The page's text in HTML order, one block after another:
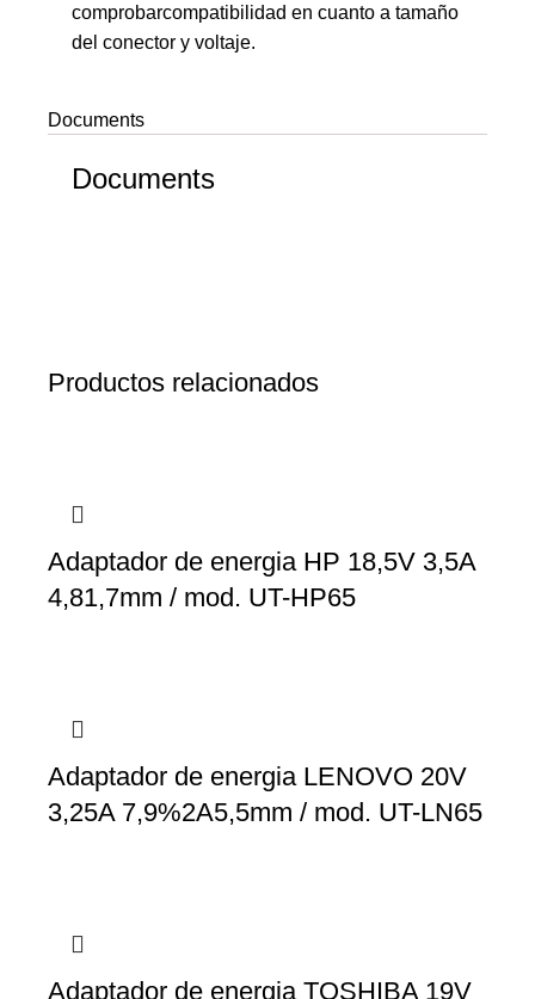
comprobarcompatibilidad en cuanto a tamaño
del conector y voltaje.
Documents
Documents
Productos relacionados
Adaptador de energia HP 18,5V 3,5A
4,81,7mm / mod. UT-HP65
Adaptador de energia LENOVO 20V
3,25A 7,9%2A5,5mm / mod. UT-LN65
Adaptador de energia TOSHIBA 19V